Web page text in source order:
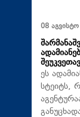
08
ეს
სტეიტს,